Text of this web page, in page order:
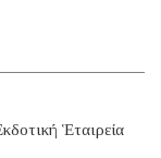
Ἑταιρεία